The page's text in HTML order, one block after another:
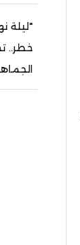
"ليلة
خطر..